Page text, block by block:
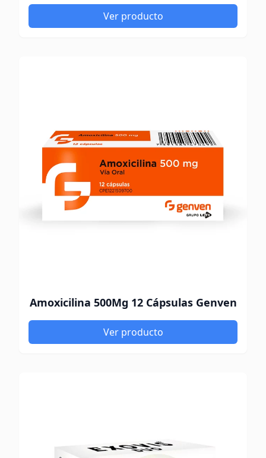
Ver producto
Amoxicilina 500Mg 12 Cápsulas Genven
Ver producto